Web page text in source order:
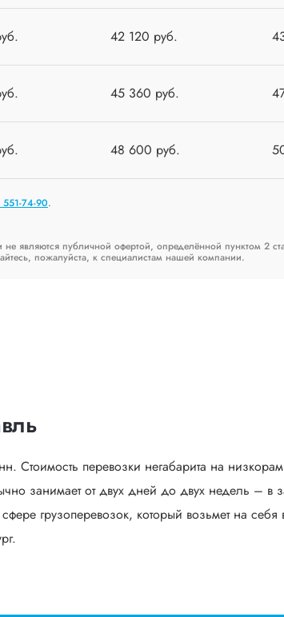
42 120 руб.
45 360 руб.
48 600 руб.
74-90.
являются публичной офертой, определённой пунктом 2
пожалуйста, к специалистам нашей компании.
Стоимость перевозки негабарита на
занимает от двух дней до двух недель – в
грузоперевозок, который возьмет на себя